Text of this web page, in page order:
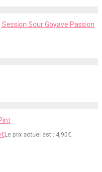
Sour Goyave Passion
€Le prix actuel est : 4,90€.